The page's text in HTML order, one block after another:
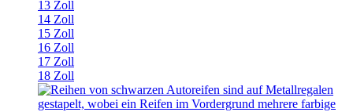
13 Zoll
14 Zoll
15 Zoll
16 Zoll
17 Zoll
18 Zoll